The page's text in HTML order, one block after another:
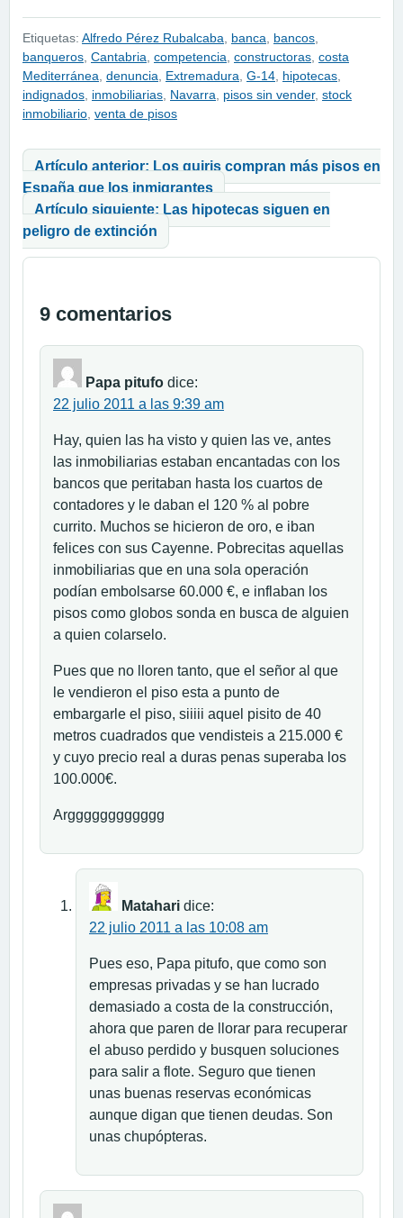
Etiquetas: Alfredo Pérez Rubalcaba banca bancos
banqueros Cantabria competencia constructoras costa
Mediterránea denuncia Extremadura G-14 hipotecas
indignados inmobiliarias Navarra pisos sin vender, stock
inmobiliario venta de pisos
Navegación de entradas
Artículo anterior: Los guiris compran más pisos en
España que los inmigrantes
Artículo siguiente: Las hipotecas siguen en
peligro de extinción
9 comentarios
Papa pitufo dice:
22 julio 2011 a las 9:39 am
Hay, quien las ha visto y quien las ve, antes
las inmobiliarias estaban encantadas con los
bancos que peritaban hasta los cuartos de
contadores y le daban el 120 % al pobre
currito. Muchos se hicieron de oro, e iban
felices con sus Cayenne. Pobrecitas aquellas
inmobiliarias que en una sola operación
podían embolsarse 60.000 €, e inflaban los
pisos como globos sonda en busca de alguien
a quien colarselo.
Pues que no lloren tanto, que el señor al que
le vendieron el piso esta a punto de
embargarle el piso, siiiii aquel pisito de 40
metros cuadrados que vendisteis a 215.000 €
y cuyo precio real a duras penas superaba los
100.000€.
Argggggggggggg
Matahari dice:
22 julio 2011 a las 10:08 am
Pues eso, Papa pitufo, que como son
empresas privadas y se han lucrado
demasiado a costa de la construcción,
ahora que paren de llorar para recuperar
el abuso perdido y busquen soluciones
para salir a flote. Seguro que tienen
unas buenas reservas económicas
aunque digan que tienen deudas. Son
unas chupópteras.